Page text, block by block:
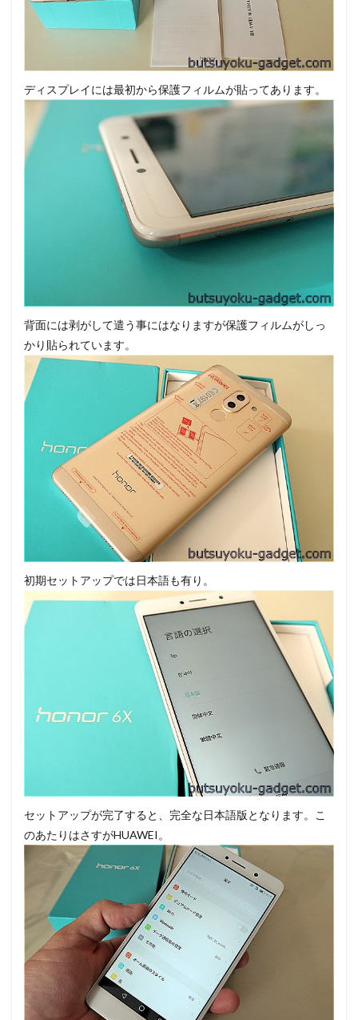
ディスプレイには最初から保護フィルムが貼ってあります。
背面には剥がして遣う事にはなりますが保護フィルムがしっ
かり貼られています。
初期セットアップでは日本語も有り。
セットアップが完了すると、完全な日本語版となります。こ
のあたりはさすがHUAWEI。